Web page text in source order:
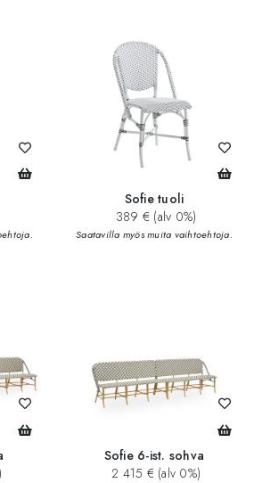
Sofie tuoli
389 € (alv 0%)
Saatavilla myös muita vaihtoehtoja.
Sofie 6-ist. sohva
2 415 € (alv 0%)